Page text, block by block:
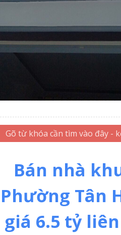
Bán nhà
Phường Tân
giá 6.5 tỷ liên